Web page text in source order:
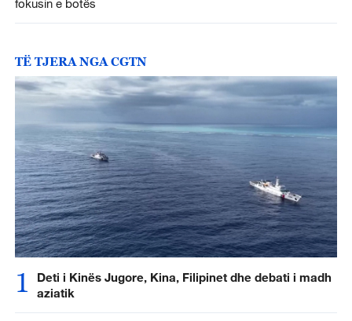
fokusin e botës
TË TJERA NGA CGTN
1
Deti i Kinës Jugore, Kina, Filipinet dhe debati i madh
aziatik